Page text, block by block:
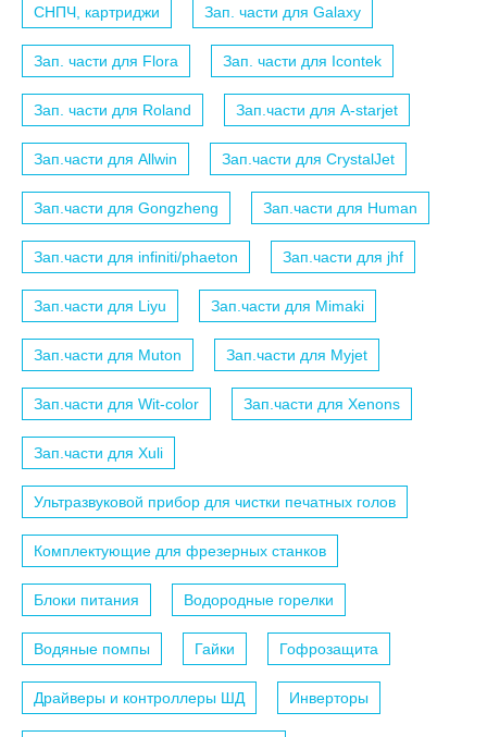
СНПЧ, картриджи Зап. части для Galaxy
Зап. части для Flora Зап. части для Icontek
Зап. части для Roland Зап.части для A-starjet
Зап.части для Allwin Зап.части для CrystalJet
Зап.части для Gongzheng Зап.части для Human
Зап.части для infiniti/phaeton Зап.части для jhf
Зап.части для Liyu Зап.части для Mimaki
Зап.части для Muton Зап.части для Myjet
Зап.части для Wit-color Зап.части для Xenons
Зап.части для Xuli
Ультразвуковой прибор для чистки печатных голов
Комплектующие для фрезерных станков
Блоки питания Водородные горелки
Водяные помпы Гайки Гофрозащита
Драйверы и контроллеры ШД Инверторы